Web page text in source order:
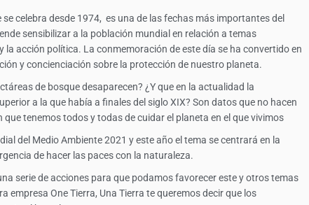
se celebra desde 1974, es una de las fechas más importantes del
sensibilizar a la población mundial en relación a temas
acción política. La conmemoración de este día se ha convertido en
y concienciación sobre la protección de nuestro planeta.
de bosque desaparecen? ¿Y que en la actualidad la
a la que había a finales del siglo XIX? Son datos que no hacen
tenemos todos y todas de cuidar el planeta en el que vivimos
del Medio Ambiente 2021 y este año el tema se centrará en la
de hacer las paces con la naturaleza.
serie de acciones para que podamos favorecer este y otros temas
empresa One Tierra, Una Tierra te queremos decir que los